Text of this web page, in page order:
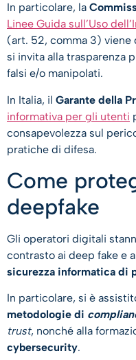
In particolare, la
Linee Guida sull’Uso
(art. 52, comma 3) viene
si invita alla trasparenza
falsi e/o manipolati.
In Italia, il Garante della
informativa per gli utenti
consapevolezza sul
pratiche di difesa.
Come
deepfake
Gli operatori digitali
contrasto ai deep fake e
sicurezza informatica di
In particolare, si è
metodologie di
trust, nonché alla
cybersecurity.